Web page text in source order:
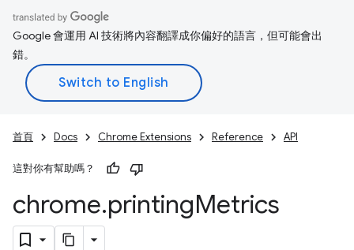
Google 會運用 AI 技術將內容翻譯成你偏好的語言，但可能會出
錯。
首頁 Docs Chrome Extensions Reference API
這對你有幫助嗎？
chrome.printingMetrics